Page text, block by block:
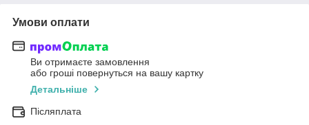
Умови оплати
Ви отримаєте замовлення
або гроші повернуться на вашу картку
Детальніше
Післяплата